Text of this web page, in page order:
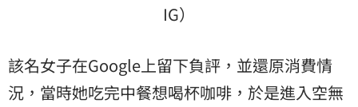
IG）
該名女子在Google上留下負評，並還原消費情
況，當時她吃完中餐想喝杯咖啡，於是進入空無